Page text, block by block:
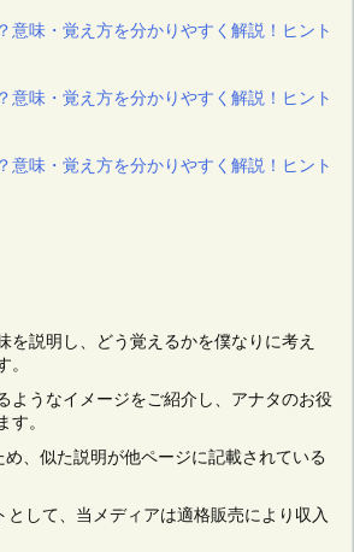
意味・覚え方を分かりやすく解説！ヒント
意味・覚え方を分かりやすく解説！ヒント
意味・覚え方を分かりやすく解説！ヒント
を説明し、どう覚えるかを僕なりに考え
ようなイメージをご紹介し、アナタのお役
。
、似た説明が他ページに記載されている
して、当メディアは適格販売により収入